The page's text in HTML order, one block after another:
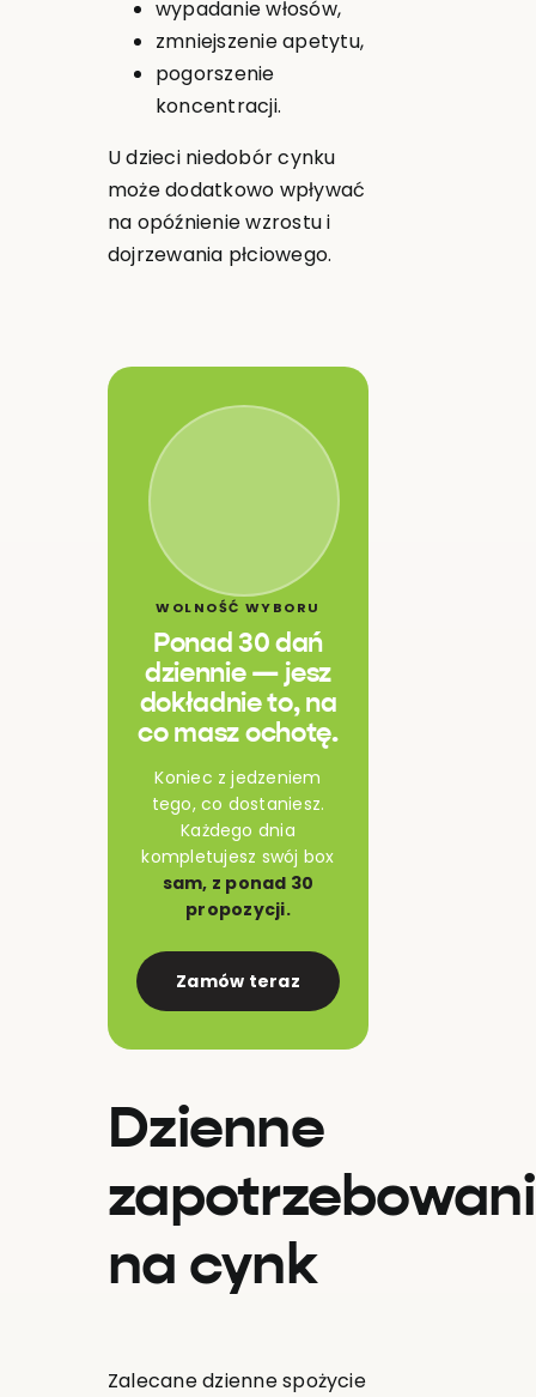
wypadanie włosów,
zmniejszenie apetytu,
pogorszenie
koncentracji.
U dzieci niedobór cynku
może dodatkowo wpływać
na opóźnienie wzrostu i
dojrzewania płciowego.
WOLNOŚĆ WYBORU
Ponad 30 dań
dziennie — jesz
dokładnie to, na
co masz ochotę.
Koniec z jedzeniem
tego, co dostaniesz.
Każdego dnia
kompletujesz swój box
sam, z ponad 30
propozycji.
Zamów teraz
Dzienne
na cynk
Zalecane dzienne spożycie